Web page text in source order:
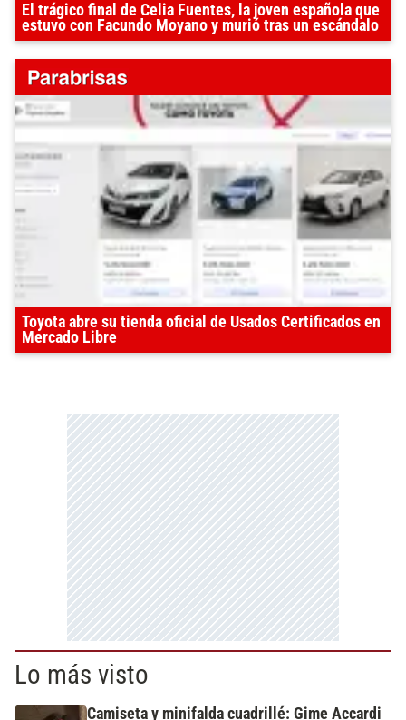
El trágico final de Celia Fuentes, la joven española que
estuvo con Facundo Moyano y murió tras un escándalo
Toyota abre su tienda oficial de Usados Certificados en
Mercado Libre
Lo más visto
Camiseta y minifalda cuadrillé: Gime Accardi